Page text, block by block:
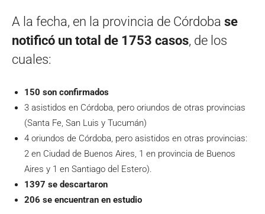
A la fecha, en la provincia de Córdoba se
notificó un total de 1753 casos, de los
cuales:
150 son confirmados
3 asistidos en Córdoba, pero oriundos de otras provincias
(Santa Fe, San Luis y Tucumán)
4 oriundos de Córdoba, pero asistidos en otras provincias:
2 en Ciudad de Buenos Aires, 1 en provincia de Buenos
Aires y 1 en Santiago del Estero).
1397 se descartaron
206 se encuentran en estudio